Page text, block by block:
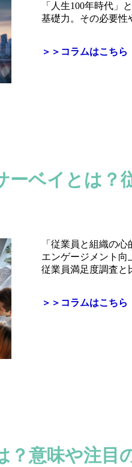
「人生100年時代」
基礎力。その必要性
＞＞コラムはこちら
ーベイとは？
「従業員と組織の
エンゲージメント向
従業員満足度調査と
＞＞コラムはこちら
？意味や注目